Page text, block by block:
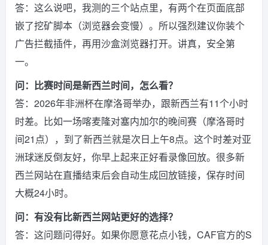
答：这么说吧，我测的三个站点里，有两个在页面底部
嵌了挖矿脚本（浏览器会变慢）。所以强烈建议你装个
广告拦截插件，再用沙盒浏览器打开。讲真，安全第
一。
问：比赛时间是新西兰时间，怎么看？
答：2026年非洲杯在摩洛哥举办，跟新西兰有11个小时
时差。比如一场喀麦隆对塞内加尔的晚间赛（摩洛哥时
间21点），到了新西兰就是次日上午8点。这个时差对亚
洲球迷反倒友好，你早上起来正好看录像回放。很多新
西兰网站在直播结束后会自动生成回放链接，保存时间
大概24小时。
问：有没有比新西兰网站更好的选择？
答：这问题问得好。如果你愿意花点小钱，CAF官方的S